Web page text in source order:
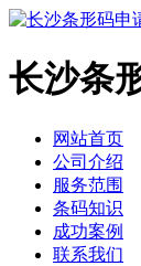
长沙条
网站首页
公司介绍
服务范围
条码知识
成功案例
联系我们